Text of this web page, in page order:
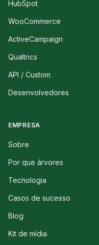
HubSpot
WooCommerce
ActiveCampaign
Qualtrics
API / Custom
Desenvolvedores
EMPRESA
Sobre
Por que árvores
Tecnologia
Casos de sucesso
Blog
Kit de mídia